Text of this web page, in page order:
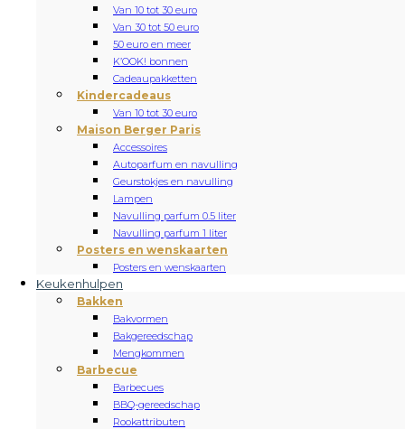
Van 10 tot 30 euro
Van 30 tot 50 euro
50 euro en meer
K’OOK! bonnen
Cadeaupakketten
Kindercadeaus
Van 10 tot 30 euro
Maison Berger Paris
Accessoires
Autoparfum en navulling
Geurstokjes en navulling
Lampen
Navulling parfum 0.5 liter
Navulling parfum 1 liter
Posters en wenskaarten
Posters en wenskaarten
Keukenhulpen
Bakken
Bakvormen
Bakgereedschap
Mengkommen
Barbecue
Barbecues
BBQ-gereedschap
Rookattributen